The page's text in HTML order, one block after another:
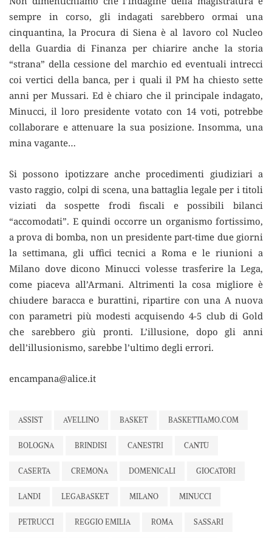
sempre in corso, gli indagati sarebbero ormai una
cinquantina, la Procura di Siena è al lavoro col Nucleo
della Guardia di Finanza per chiarire anche la storia
“strana” della cessione del marchio ed eventuali intrecci
coi vertici della banca, per i quali il PM ha chiesto sette
anni per Mussari. Ed è chiaro che il principale indagato,
Minucci, il loro presidente votato con 14 voti, potrebbe
collaborare e attenuare la sua posizione. Insomma, una
mina vagante…
Si possono ipotizzare anche procedimenti giudiziari a
vasto raggio, colpi di scena, una battaglia legale per i titoli
viziati da sospette frodi fiscali e possibili bilanci
“accomodati”. E quindi occorre un organismo fortissimo,
a prova di bomba, non un presidente part-time due giorni
la settimana, gli uffici tecnici a Roma e le riunioni a
Milano dove dicono Minucci volesse trasferire la Lega,
come piaceva all’Armani. Altrimenti la cosa migliore è
chiudere baracca e burattini, ripartire con una A nuova
con parametri più modesti acquisendo 4-5 club di Gold
che sarebbero giù pronti. L’illusione, dopo gli anni
dell’illusionismo, sarebbe l’ultimo degli errori.
encampana@alice.it
ASSIST AVELLINO BASKET BASKETTIAMO.COM
BOLOGNA BRINDISI CANESTRI CANTÙ
CASERTA CREMONA DOMENICALI GIOCATORI
LANDI LEGABASKET MILANO MINUCCI
PETRUCCI REGGIO EMILIA ROMA SASSARI